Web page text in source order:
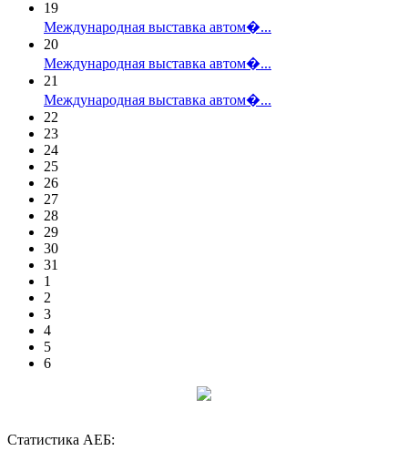
19
Международная выставка автом�...
20
Международная выставка автом�...
21
Международная выставка автом�...
22
23
24
25
26
27
28
29
30
31
1
2
3
4
5
6
Статистика АЕБ: